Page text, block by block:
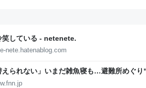
笑している - netenete.
nete.hatenablog.com
えられない」いまだ雑魚寝も…避難所めぐ
ない」 令和8年熊本地震｜FNNプライムオン